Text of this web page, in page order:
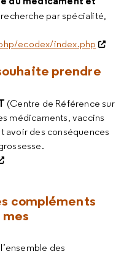
recherche par spécialité,
ecodex/index.php
prendre
(Centre de Référence sur
médicaments, vaccins
avoir des conséquences
compléments
des